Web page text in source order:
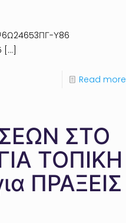
Υ86
[…]
Read more
ΣΤΟ
ΤΟΠΙΚΗ
ΠΡΑΞΕΙΣ